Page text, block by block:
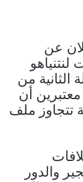
عن
الثانية من
أن
تتجاوز ملف
والدور